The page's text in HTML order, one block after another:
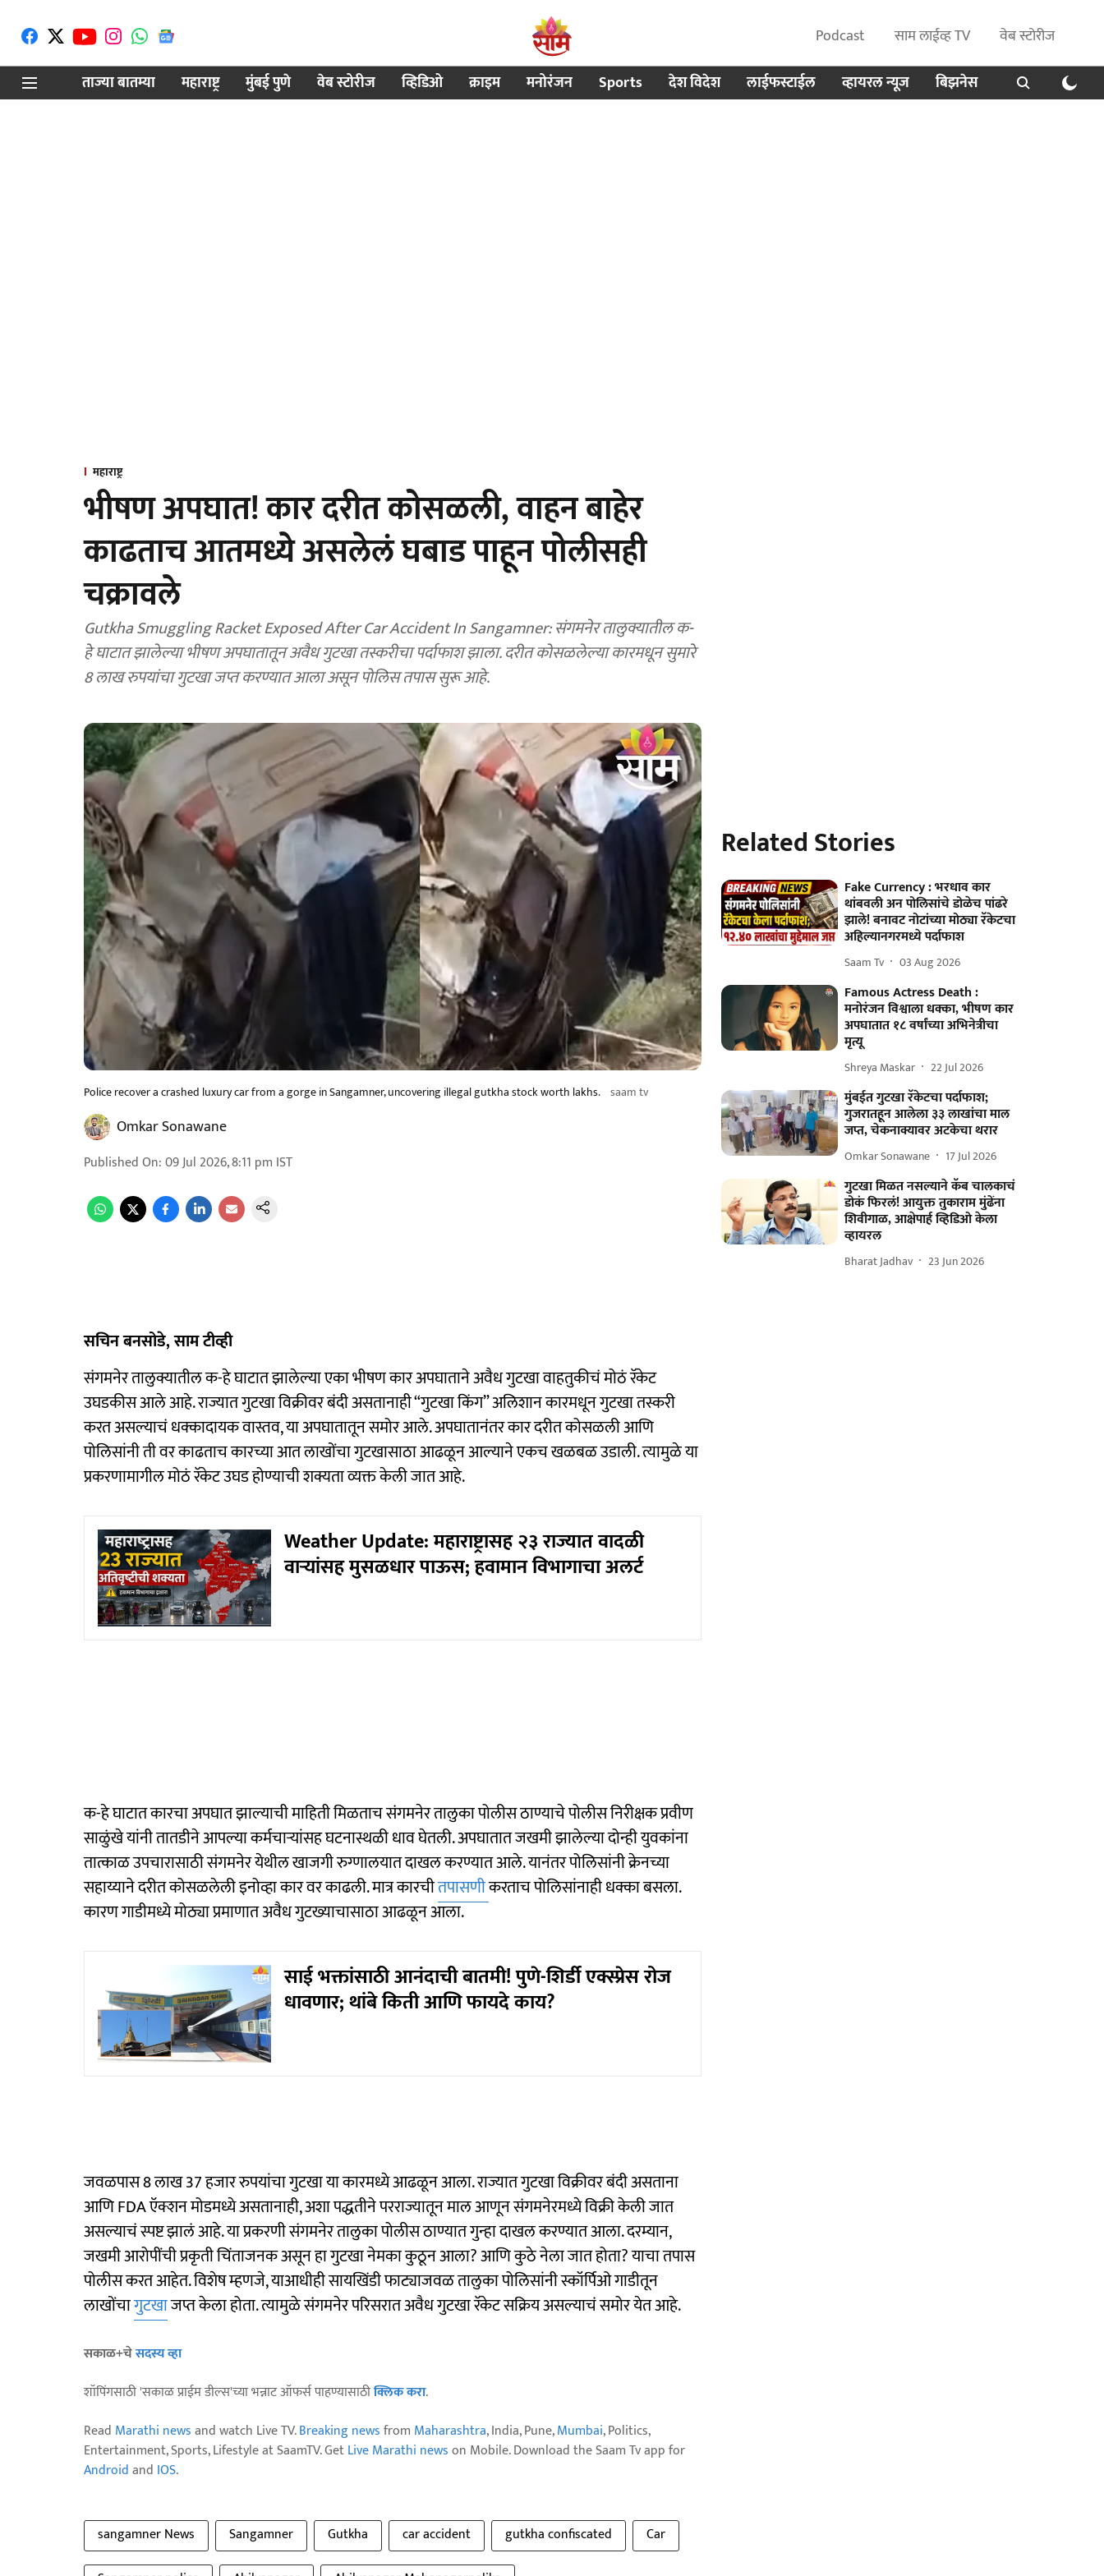
Podcast साम लाईव्ह TV
वेब स्टोरीज
ताज्या बातम्या
महाराष्ट्र मुंबई पुणे वेब स्टोरीज व्हिडिओ क्राइम मनोरंजन Sports देश विदेश लाईफस्टाईल व्हायरल न्यूज बिझनेस
महाराष्ट्र
भीषण अपघात! कार दरीत कोसळली, वाहन बाहेर
काढताच आतमध्ये असलेलं घबाड पाहून पोलीसही
चक्रावले
Gutkha Smuggling Racket Exposed After Car Accident In Sangamner: संगमनेर तालुक्यातील क-
हे घाटात झालेल्या भीषण अपघातातून अवैध गुटखा तस्करीचा पर्दाफाश झाला. दरीत कोसळलेल्या कारमधून सुमारे
8 लाख रुपयांचा गुटखा जप्त करण्यात आला असून पोलिस तपास सुरू आहे.
Police recover a crashed luxury car from a gorge in Sangamner, uncovering illegal gutkha stock worth lakhs. saam tv
Omkar Sonawane
Published On:09 Jul 2026, 8:11 pm IST
सचिन बनसोडे, साम टीव्ही
संगमनेर तालुक्यातील क-हे घाटात झालेल्या एका भीषण कार अपघाताने अवैध गुटखा वाहतुकीचं मोठं रॅकेट
उघडकीस आले आहे. राज्यात गुटखा विक्रीवर बंदी असतानाही “गुटखा किंग” अलिशान कारमधून गुटखा तस्करी
करत असल्याचं धक्कादायक वास्तव, या अपघातातून समोर आले. अपघातानंतर कार दरीत कोसळली आणि
पोलिसांनी ती वर काढताच कारच्या आत लाखोंचा गुटखासाठा आढळून आल्याने एकच खळबळ उडाली. त्यामुळे या
प्रकरणामागील मोठं रॅकेट उघड होण्याची शक्यता व्यक्त केली जात आहे.
Weather Update: महाराष्ट्रासह २३ राज्यात वादळी
वाऱ्यांसह मुसळधार पाऊस; हवामान विभागाचा अलर्ट
क-हे घाटात कारचा अपघात झाल्याची माहिती मिळताच संगमनेर तालुका पोलीस ठाण्याचे पोलीस निरीक्षक प्रवीण
साळुंखे यांनी तातडीने आपल्या कर्मचाऱ्यांसह घटनास्थळी धाव घेतली. अपघातात जखमी झालेल्या दोन्ही युवकांना
तात्काळ उपचारासाठी संगमनेर येथील खाजगी रुग्णालयात दाखल करण्यात आले. यानंतर पोलिसांनी क्रेनच्या
सहाय्याने दरीत कोसळलेली इनोव्हा कार वर काढली. मात्र कारचीतपासणीकरताच पोलिसांनाही धक्का बसला.
कारण गाडीमध्ये मोठ्या प्रमाणात अवैध गुटख्याचासाठा आढळून आला.
साई भक्तांसाठी आनंदाची बातमी! पुणे-शिर्डी एक्स्प्रेस रोज
धावणार; थांबे किती आणि फायदे काय?
जवळपास 8 लाख 37 हजार रुपयांचा गुटखा या कारमध्ये आढळून आला. राज्यात गुटखा विक्रीवर बंदी असताना
आणि FDA ऍक्शन मोडमध्ये असतानाही, अशा पद्धतीने परराज्यातून माल आणून संगमनेरमध्ये विक्री केली जात
असल्याचं स्पष्ट झालं आहे. या प्रकरणी संगमनेर तालुका पोलीस ठाण्यात गुन्हा दाखल करण्यात आला. दरम्यान,
जखमी आरोपींची प्रकृती चिंताजनक असून हा गुटखा नेमका कुठून आला? आणि कुठे नेला जात होता? याचा तपास
पोलीस करत आहेत. विशेष म्हणजे, याआधीही सायखिंडी फाट्याजवळ तालुका पोलिसांनी स्कॉर्पिओ गाडीतून
लाखोंचागुटखाजप्त केला होता. त्यामुळे संगमनेर परिसरात अवैध गुटखा रॅकेट सक्रिय असल्याचं समोर येत आहे.
सकाळ+चेसदस्य व्हा
शॉपिंगसाठी 'सकाळ प्राईम डील्स'च्या भन्नाट ऑफर्स पाहण्यासाठीक्लिक करा.
Read Marathi newsand watch Live TV.Breaking newsfrom Maharashtra, India, Pune,Mumbai, Politics,
Entertainment, Sports, Lifestyle at SaamTV. GetLive Marathi newson Mobile. Download the Saam Tv app for
Androidand IOS.
sangamner News Sangamner Gutkha car accident gutkha confiscated
Car
Related Stories
Fake Currency : भरधाव कार
थांबवली अन पोलिसांचे डोळेच पांढरे
झाले! बनावट नोटांच्या मोठ्या रॅकेटचा
अहिल्यानगरमध्ये पर्दाफाश
Saam Tv 03 Aug 2026
Famous Actress Death :
मनोरंजन विश्वाला धक्का, भीषण कार
अपघातात १८ वर्षांच्या अभिनेत्रीचा
मृत्यू
Shreya Maskar 22 Jul 2026
मुंबईत गुटखा रॅकेटचा पर्दाफाश;
गुजरातहून आलेला ३३ लाखांचा माल
जप्त, चेकनाक्यावर अटकेचा थरार
Omkar Sonawane 17 Jul 2026
गुटखा मिळत नसल्याने कॅब चालकाचं
डोकं फिरलं! आयुक्त तुकाराम मुंढेंना
शिवीगाळ, आक्षेपार्ह व्हिडिओ केला
व्हायरल
Bharat Jadhav 23 Jun 2026